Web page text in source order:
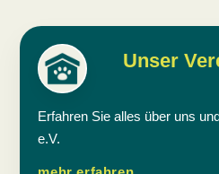
Unser
Erfahren Sie alles über uns
e.V.